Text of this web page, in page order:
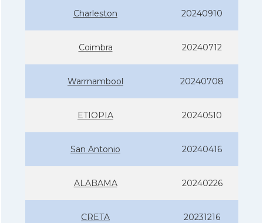
Charleston 20240910
Coimbra 20240712
Warrnambool 20240708
ETIOPIA 20240510
San Antonio 20240416
ALABAMA 20240226
CRETA 20231216